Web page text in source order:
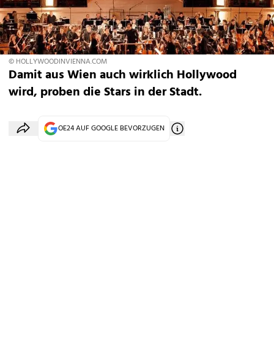
© HOLLYWOODINVIENNA.COM
Damit aus Wien auch wirklich Hollywood
wird, proben die Stars in der Stadt.
OE24 AUF GOOGLE BEVORZUGEN